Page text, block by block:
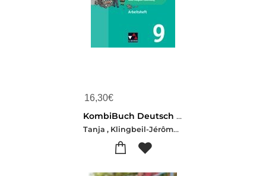
16,30€
KombiBuch Deutsch Luxemburg AH 9 - neu
Tanja , Klingbeil-Jérôme , Schaul-Liliane , Staus-Stéphanie , Konnen-Rolande , Linden-Christiane , Schmitz-Ursula , Spichale-Mady , Weydert-Sophie , Engel-Christiane , Hamen-Muriel , Meyers